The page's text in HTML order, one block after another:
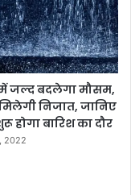
जल्द बदलेगा मौसम,
निजात, जानिए
होगा बारिश का दौर
2022